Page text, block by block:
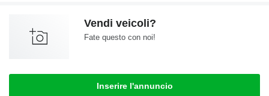
Vendi veicoli?
Fate questo con noi!
Inserire l'annuncio